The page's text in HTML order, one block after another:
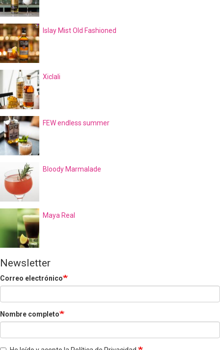
Islay Mist Old Fashioned
Xiclali
FEW endless summer
Bloody Marmalade
Maya Real
Newsletter
Correo electrónico
Nombre completo